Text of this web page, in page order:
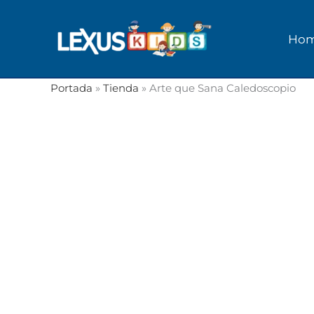
Portada » Tienda » Arte que Sana Caledoscopio